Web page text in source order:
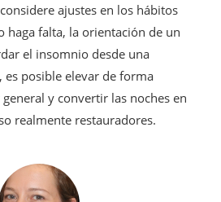
ajustes en los hábitos
haga falta, la orientación de un
el insomnio desde una
es posible elevar de forma
y convertir las noches en
realmente restauradores.